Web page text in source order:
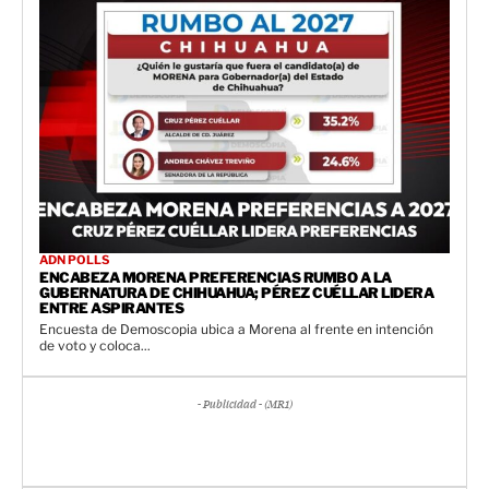
ADN POLLS
ENCABEZA MORENA PREFERENCIAS RUMBO A LA
GUBERNATURA DE CHIHUAHUA; PÉREZ CUÉLLAR LIDERA
ENTRE ASPIRANTES
Encuesta de Demoscopia ubica a Morena al frente en intención
de voto y coloca...
- Publicidad - (MR1)